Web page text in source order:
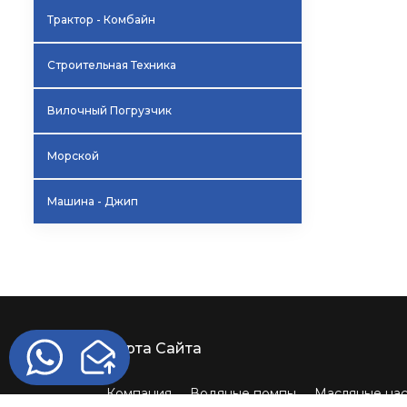
Трактор - Комбайн
Строительная Техника
Вилочный Погрузчик
Морской
Машина - Джип
Карта Сайта
Компания Водяные помпы Масляные